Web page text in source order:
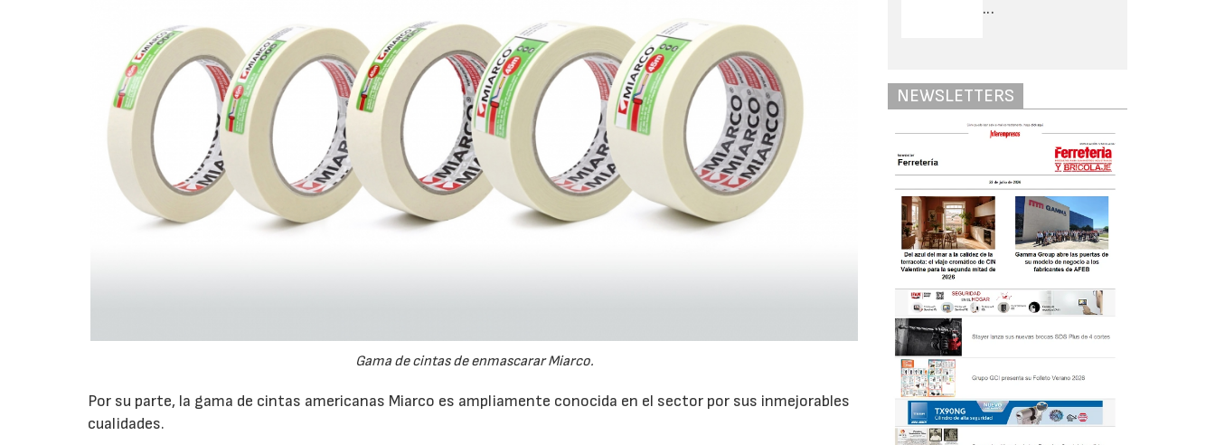
Gama de cintas de enmascarar Miarco.
Por su parte, la gama de cintas americanas Miarco es ampliamente conocida en el sector por sus inmejorables
cualidades.
...
NEWSLETTERS